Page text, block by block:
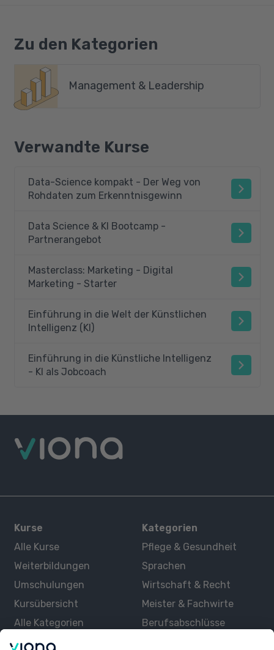
Zu den Kategorien
Management & Leadership
Verwandte Kurse
Data-Science kompakt - Der Weg von
Rohdaten zum Erkenntnisgewinn
Data Science & KI Bootcamp -
Partnerangebot
Masterclass: Marketing - Digital
Marketing - Starter
Einführung in die Welt der Künstlichen
Intelligenz (KI)
Einführung in die Künstliche Intelligenz
- KI als Jobcoach
Kurse
Alle Kurse
Weiterbildungen
Umschulungen
Kursübersicht
Alle Kategorien
Kategorien
Pflege & Gesundheit
Sprachen
Wirtschaft & Recht
Meister & Fachwirte
Berufsabschlüsse